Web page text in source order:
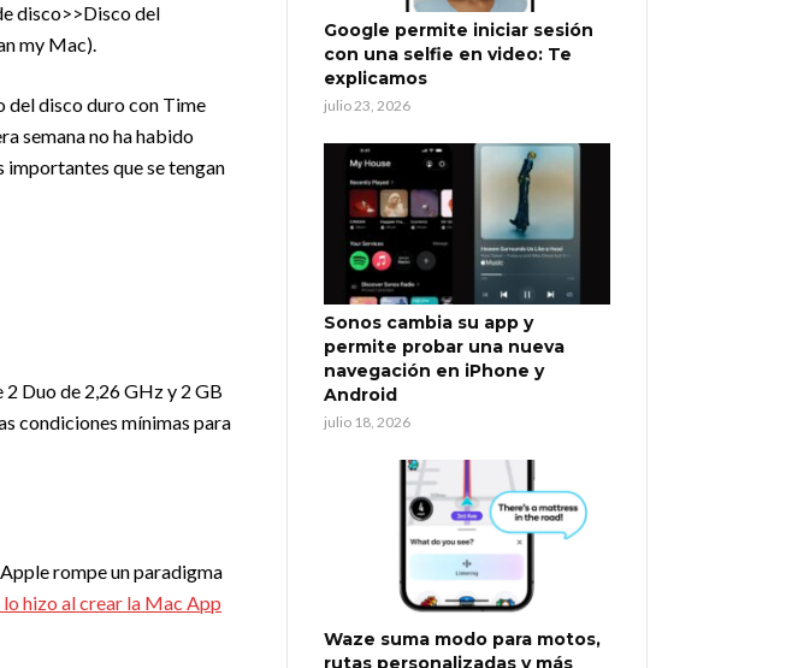
disco>>Disco del
my Mac).
del disco duro con Time
semana no ha habido
que se tengan
Duo de 2,26 GHz y 2 GB
condiciones mínimas para
rompe un paradigma
lo hizo al crear la Mac App
Google permite iniciar sesión
con una selfie en video: Te
explicamos
julio 23, 2026
Sonos cambia su app y
permite probar una nueva
navegación en iPhone y
Android
julio 18, 2026
Waze suma modo para motos,
rutas personalizadas y más